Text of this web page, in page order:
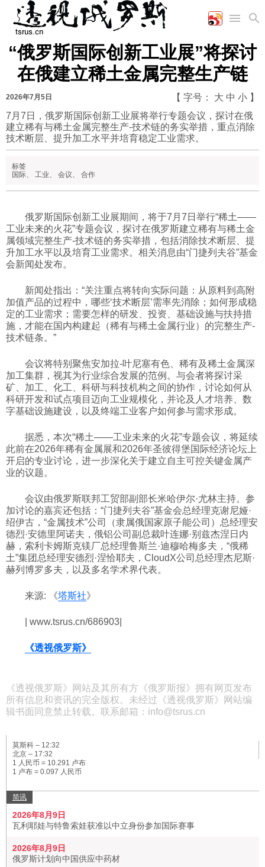
首页
国际
时政
军事
空军
海军
陆军
军事合作
评论
经济
财经
商业
工业
能源
农业
科技
社会
文化
文艺
教育
美食
娱乐
历史
体育
旅游
视听
图片新闻
高清图片
漫画
视频
图表
“俄罗斯国际创新工业展”将探讨
在俄建立稀土金属完整生产链
2026年7月5日 【 字号： 大 中 小 】
7月7日，俄罗斯国际创新工业展将举行专题会议，探讨在俄
建立稀有与稀土金属完整生产-技术链的务实举措，重点消除
技术断层、提升加工水平并培育稳定工业需求。
标签
国际、 工业、 会议、 合作
俄罗斯‌国际创新工业展期间，将于7月7日举行“稀土——
工业未来的火花”专题会议，探讨在俄罗斯建立稀有与稀土金
属领域完整生产-技术链的务实举措，包括消除技术断层、提
升加工水平以及培育工业需求。相关消息由“门捷列夫谷”基金
会新闻处发布。
新闻处指出：“关注重点将转向实际问题：从原料到高附
加值产品的过程中，哪些‘技术断层’需率先消除；如何形成稳
定的工业需求；需要怎样的研发、投资、基础设施与扶持措
施，才能在国内构建起（稀有与稀土金属行业）的完整生产-
技术链条。”
会议将特别聚焦安加拉-叶尼塞有色、稀有及稀土金属深
加工集群，视其为行业综合发展的范例。与会者将探讨采
矿、加工、化工、科研与科技机构之间的协作，讨论如何从
科研开发和试点项目迈向工业规模化，并论及人才培养、数
字基础设施建设，以及终端工业客户如何参与需求形成。
据悉，本次“稀土——工业未来的火花”专题会议，将延续
此前在2026年稀有金属展和2026年圣彼得堡国际经济论坛上
开启的专业讨论，进一步深化关于建立自主可控关键金属产
业的议题。
会议由俄罗斯联邦工贸部副部长米哈伊尔·尤林主持。参
加讨论的嘉宾还包括：“门捷列夫谷”基金会总经理克谢尼娅·
绍伊古，“金属技术”公司（隶属俄国家原子能公司）总经理安
德烈·安德里阿诺夫，俄铝公司副总裁叶连娜·别兹杰涅日内
赫，索利卡姆斯克镁厂总经理鲁斯兰·迪穆哈梅多夫，“俄稀
土”集团总经理安德烈·涅恰耶夫，CloudX公司总经理杰尼斯·
赫列博罗多夫，以及多名学术界代表。
来源: 《塔斯社》
| www.tsrus.cn/686903|
《透视俄罗斯》
《透视俄罗斯》网站及其所有方《俄罗斯报》拥有网页发布
所有信息和资讯的完全版权。未经过《透视俄罗斯》网站编
辑书面同意禁止转载。联系邮箱：info@tsrus.cn
莫斯科 – 12:32
北京 – 17:32
1 人民币 = 10.291 卢布
1 卢布 = 0.097 人民币
简讯
2026年8月9日
瓦利耶娃与特鲁索娃获准以中立身份参加国际赛事
2026年8月9日
俄罗斯计划向中国供应中药材